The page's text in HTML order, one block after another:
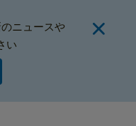
ニュースや
い